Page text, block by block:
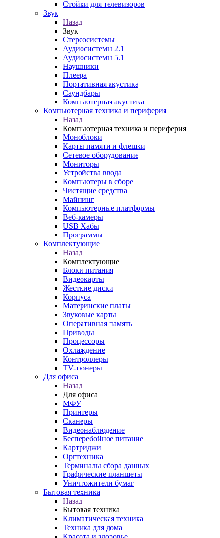
Стойки для телевизоров
Звук
Назад
Звук
Стереосистемы
Аудиосистемы 2.1
Аудиосистемы 5.1
Наушники
Плеера
Портативная акустика
Саундбары
Компьютерная акустика
Компьютерная техника и периферия
Назад
Компьютерная техника и периферия
Моноблоки
Карты памяти и флешки
Сетевое оборудование
Мониторы
Устройства ввода
Компьютеры в сборе
Чистящие средства
Майнинг
Компьютерные платформы
Веб-камеры
USB Хабы
Программы
Комплектующие
Назад
Комплектующие
Блоки питания
Видеокарты
Жесткие диски
Корпуса
Материнские платы
Звуковые карты
Оперативная память
Приводы
Процессоры
Охлаждение
Контроллеры
TV-тюнеры
Для офиса
Назад
Для офиса
МФУ
Принтеры
Сканеры
Видеонаблюдение
Бесперебойное питание
Картриджи
Оргтехника
Терминалы сбора данных
Графические планшеты
Уничтожители бумаг
Бытовая техника
Назад
Бытовая техника
Климатическая техника
Техника для дома
Красота и здоровье